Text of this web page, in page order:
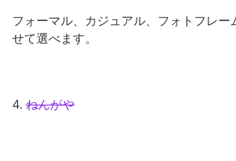
フォーマル、カジュアル、フォトフレー
せて選べます。
4. ねんがや